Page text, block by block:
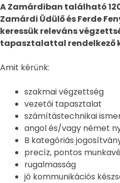
A Zamárdiban található
Zamárdi Üdülő és Ferde
keressük releváns
tapasztalattal rendelkező
Amit kérünk:
szakmai végzettség
vezetői tapasztalat
számítástechnikai
angol és/vagy német
B kategóriás
precíz, pontos
rugalmasság
jó kommunikációs